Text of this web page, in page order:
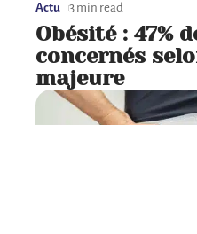
Actu 3 min read
Obésité : 47%
concernés
majeure